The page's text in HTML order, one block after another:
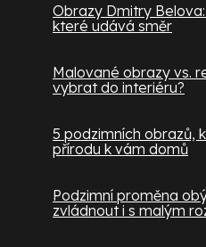
Obrazy Dmitry
které udává směr
Malované obrazy vs.
vybrat do interiéru?
5 podzimních obrazů,
přírodu k vám domů
Podzimní proměna
zvládnout i s malým